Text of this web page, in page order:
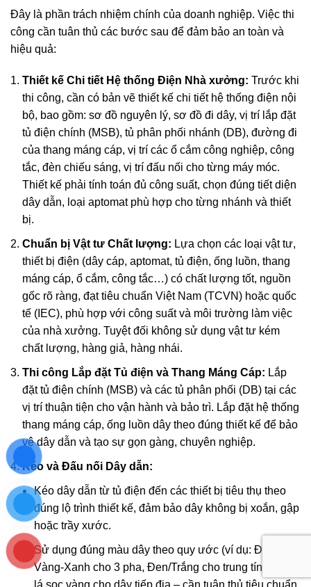
Đây là phần trách nhiệm chính của doanh nghiệp. Việc thi
công cần tuân thủ các bước sau để đảm bảo an toàn và
hiệu quả:
Thiết kế Chi tiết Hệ thống Điện Nhà xưởng: Trước khi
thi công, cần có bản vẽ thiết kế chi tiết hệ thống điện nội
bộ, bao gồm: sơ đồ nguyên lý, sơ đồ đi dây, vị trí lắp đặt
tủ điện chính (MSB), tủ phân phối nhánh (DB), đường đi
của thang máng cáp, vị trí các ổ cắm công nghiệp, công
tắc, đèn chiếu sáng, vị trí đấu nối cho từng máy móc.
Thiết kế phải tính toán đủ công suất, chọn đúng tiết diện
dây dẫn, loại aptomat phù hợp cho từng nhánh và thiết
bị.
Chuẩn bị Vật tư Chất lượng: Lựa chọn các loại vật tư,
thiết bị điện (dây cáp, aptomat, tủ điện, ống luồn, thang
máng cáp, ổ cắm, công tắc…) có chất lượng tốt, nguồn
gốc rõ ràng, đạt tiêu chuẩn Việt Nam (TCVN) hoặc quốc
tế (IEC), phù hợp với công suất và môi trường làm việc
của nhà xưởng. Tuyệt đối không sử dụng vật tư kém
chất lượng, hàng giả, hàng nhái.
Thi công Lắp đặt Tủ điện và Thang Máng Cáp: Lắp
đặt tủ điện chính (MSB) và các tủ phân phối (DB) tại các
vị trí thuận tiện cho vận hành và bảo trì. Lắp đặt hệ thống
thang máng cáp, ống luồn dây theo đúng thiết kế để bảo
vệ dây dẫn và tạo sự gọn gàng, chuyên nghiệp.
Kéo và Đấu nối Dây dẫn:
Kéo dây dẫn từ tủ điện đến các thiết bị tiêu thụ theo
đúng lộ trình thiết kế, đảm bảo dây không bị xoắn, gập
hoặc trầy xước.
Sử dụng đúng màu dây theo quy ước (ví dụ: Đỏ-
Vàng-Xanh cho 3 pha, Đen/Trắng cho trung tính, Xanh
lá sọc vàng cho dây tiếp địa – cần tuân thủ tiêu chuẩn